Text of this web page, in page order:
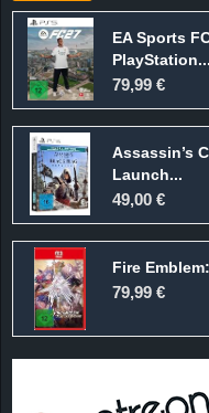
EA Sports
PlayStation...
79,99 €
Assassin’s
Launch...
49,00 €
Fire
79,99 €